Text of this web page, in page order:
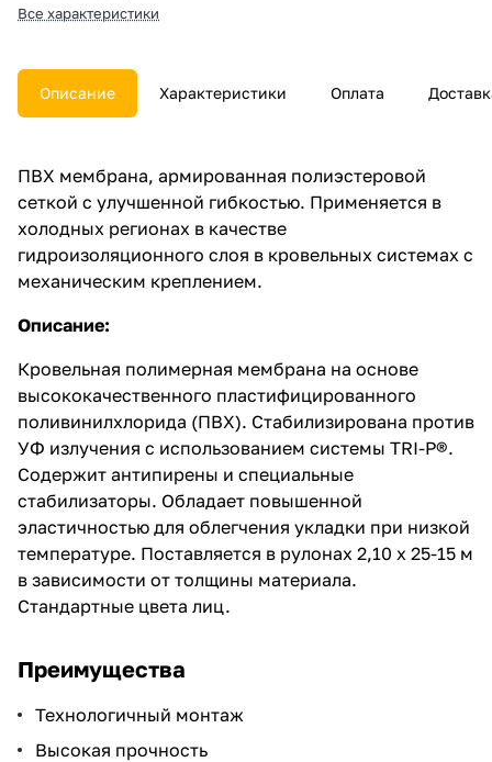
Все характеристики
Описание Характеристики Оплата
ПВХ мембрана, армированная полиэстеровой
сеткой с улучшенной гибкостью. Применяется в
холодных регионах в качестве
гидроизоляционного слоя в кровельных системах с
механическим креплением.
Описание:
Кровельная полимерная мембрана на основе
высококачественного пластифицированного
поливинилхлорида (ПВХ). Стабилизирована против
УФ излучения с использованием системы TRI-P®.
Содержит антипирены и специальные
стабилизаторы. Обладает повышенной
эластичностью для облегчения укладки при низкой
температуре. Поставляется в рулонах 2,10 х 25-15 м
в зависимости от толщины материала.
Стандартные цвета лиц.
Преимущества
Технологичный монтаж
Высокая прочность